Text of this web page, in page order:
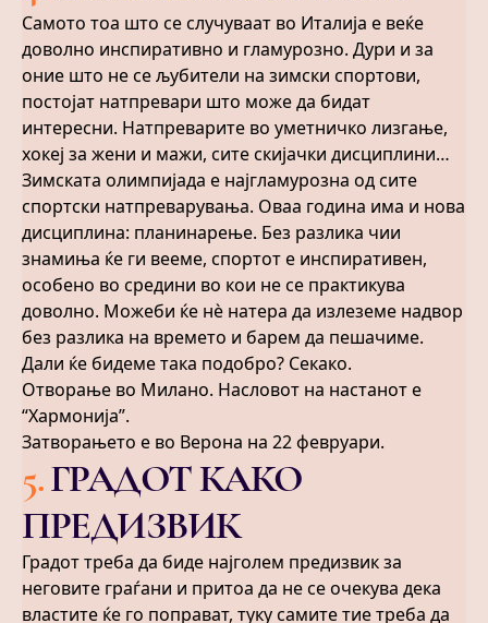
Самото тоа што се случуваат во Италија е веќе
доволно инспиративно и гламурозно. Дури и за
оние што не се љубители на зимски спортови,
постојат натпревари што може да бидат
интересни. Натпреварите во уметничко лизгање,
хокеј за жени и мажи, сите скијачки дисциплини…
Зимската олимпијада е најгламурозна од сите
спортски натпреварувања. Оваа година има и нова
дисциплина: планинарење. Без разлика чии
знамиња ќе ги вееме, спортот е инспиративен,
особено во средини во кои не се практикува
доволно. Можеби ќе нѐ натера да излеземе надвор
без разлика на времето и барем да пешачиме.
Дали ќе бидеме така подобро? Секако.
Отворање во Милано. Насловот на настанот е
“Хармонија”.
Затворањето е во Верона на 22 февруари.
5.ГРАДОТ КАКО
ПРЕДИЗВИК
Градот треба да биде најголем предизвик за
неговите граѓани и притоа да не се очекува дека
властите ќе го поправат, туку самите тие треба да